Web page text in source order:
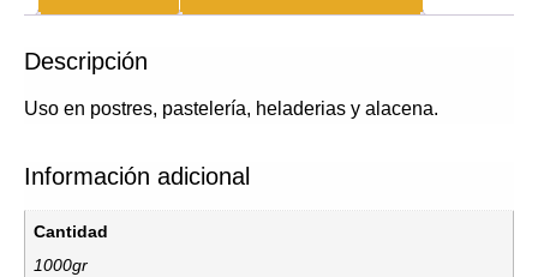
Descripción
Uso en postres, pastelería, heladerias y alacena.
Información adicional
Cantidad
1000gr